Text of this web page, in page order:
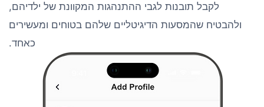
לקבל תובנות לגבי ההתנהגות המקוונת של ילדיהם,
ולהבטיח שהמסעות הדיגיטליים שלהם בטוחים ומעשירים
כאחד.